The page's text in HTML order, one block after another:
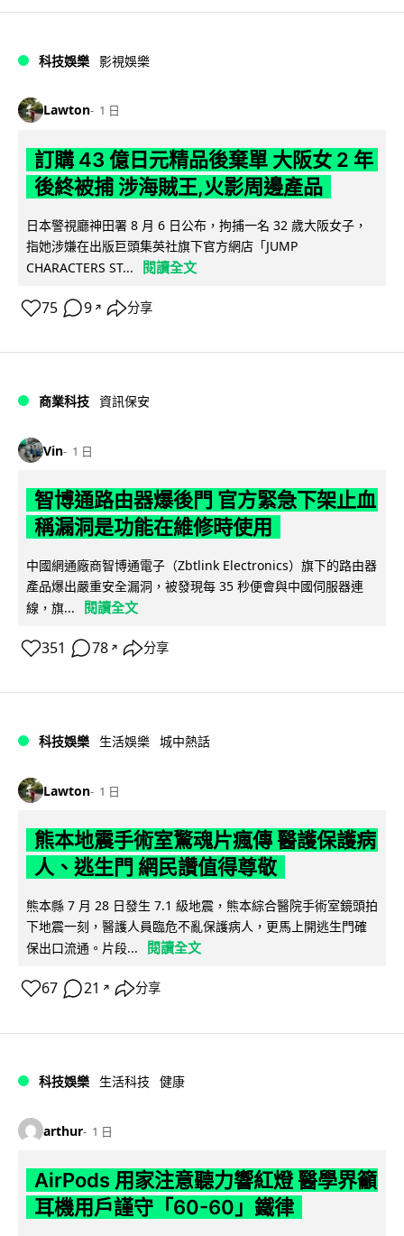
科技娛樂 影視娛樂
Lawton 1 日
訂購 43 億日元精品後棄單 大阪女 2 年
後終被捕 涉海賊王,火影周邊產品
日本警視廳神田署 8 月 6 日公布，拘捕一名 32 歲大阪女子，
指她涉嫌在出版巨頭集英社旗下官方網店「JUMP
CHARACTERS ST...
閱讀全文
75 9 ↗ 分享
商業科技 資訊保安
Vin 1 日
智博通路由器爆後門 官方緊急下架止血
稱漏洞是功能在維修時使用
中國網通廠商智博通電子（Zbtlink Electronics）旗下的路由器
產品爆出嚴重安全漏洞，被發現每 35 秒便會與中國伺服器連
線，旗...
閱讀全文
351 78 ↗ 分享
科技娛樂 生活娛樂 城中熱話
Lawton 1 日
熊本地震手術室驚魂片瘋傳 醫護保護病
人、逃生門 網民讚值得尊敬
熊本縣 7 月 28 日發生 7.1 級地震，熊本綜合醫院手術室鏡頭拍
下地震一刻，醫護人員臨危不亂保護病人，更馬上開逃生門確
保出口流通。片段...
閱讀全文
67 21 ↗ 分享
科技娛樂 生活科技 健康
arthur 1 日
AirPods 用家注意聽力響紅燈 醫學界籲
耳機用戶謹守「60-60」鐵律